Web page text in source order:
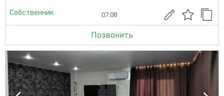
Собственник 07.08
Позвонить